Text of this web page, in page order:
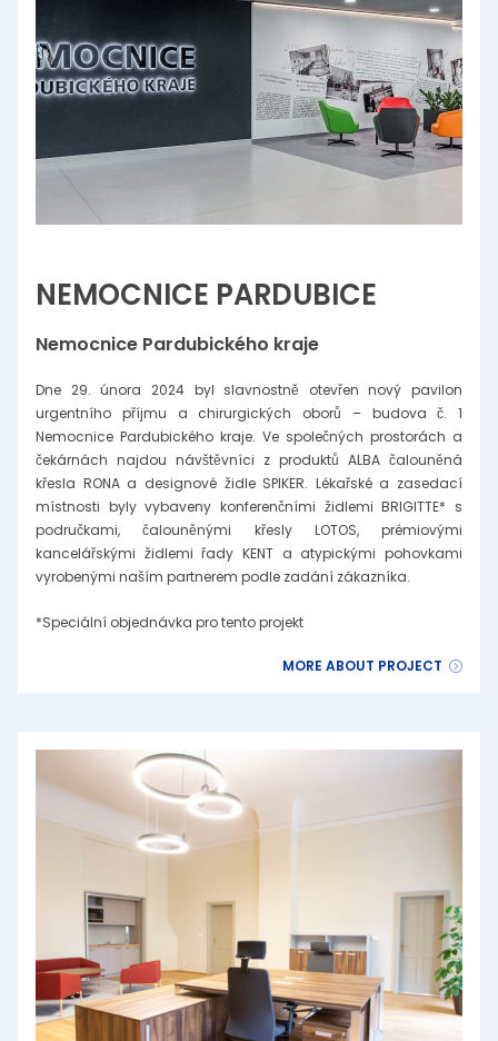
NEMOCNICE PARDUBICE
Nemocnice Pardubického kraje
Dne 29. února 2024 byl slavnostně otevřen nový pavilon
urgentního příjmu a chirurgických oborů – budova č. 1
Nemocnice Pardubického kraje. Ve společných prostorách a
čekárnách najdou návštěvníci z produktů ALBA čalouněná
křesla RONA a designové židle SPIKER. Lékařské a zasedací
místnosti byly vybaveny konferenčními židlemi BRIGITTE* s
područkami, čalouněnými křesly LOTOS, prémiovými
kancelářskými židlemi řady KENT a atypickými pohovkami
vyrobenými naším partnerem podle zadání zákazníka.
*Speciální objednávka pro tento projekt
MORE ABOUT PROJECT